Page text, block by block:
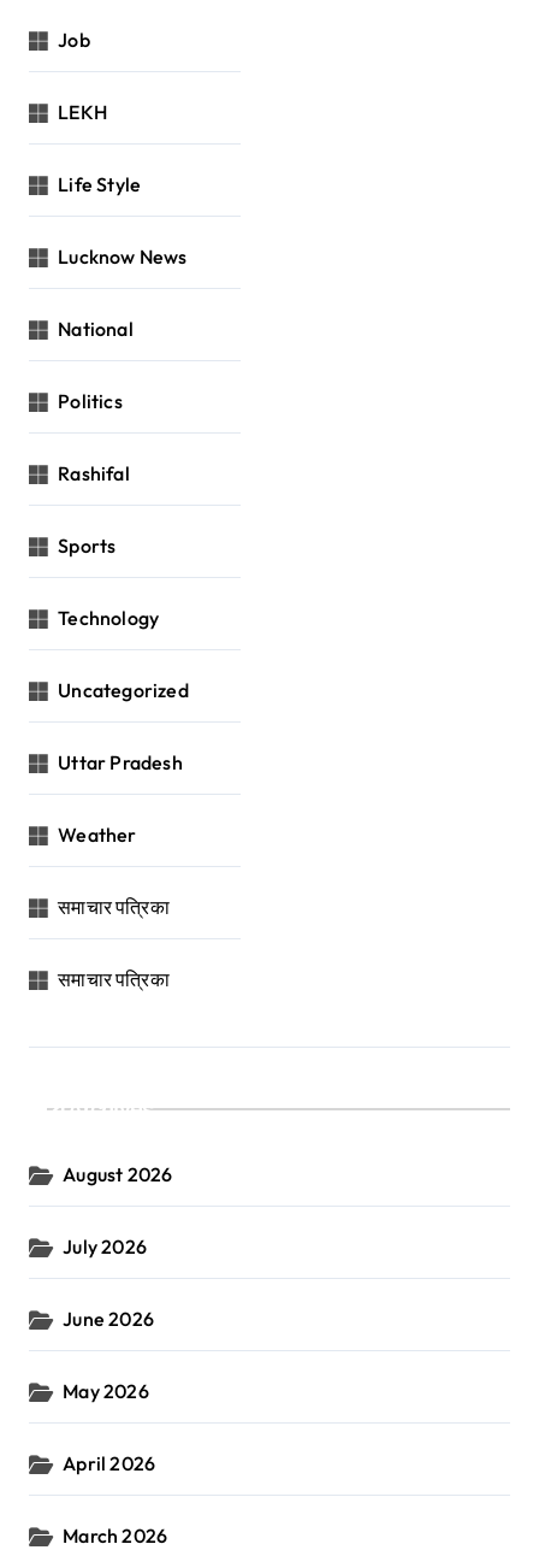
Job
LEKH
Life Style
Lucknow News
National
Politics
Rashifal
Sports
Technology
Uncategorized
Uttar Pradesh
Weather
समाचार पत्रिका
समाचार पत्रिका
Archives
August 2026
July 2026
June 2026
May 2026
April 2026
March 2026